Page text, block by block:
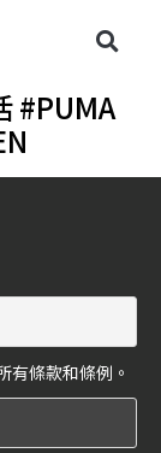
#PUMA
有條款和條例。